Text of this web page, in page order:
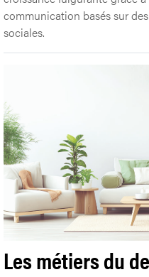
communication basés sur
sociales.
Les métiers du